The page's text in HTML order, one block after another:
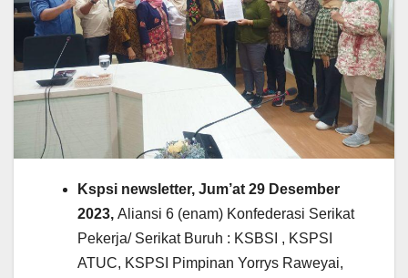
Kspsi newsletter, Jum’at 29 Desember
2023, Aliansi 6 (enam) Konfederasi Serikat
Pekerja/ Serikat Buruh : KSBSI , KSPSI
ATUC, KSPSI Pimpinan Yorrys Raweyai,